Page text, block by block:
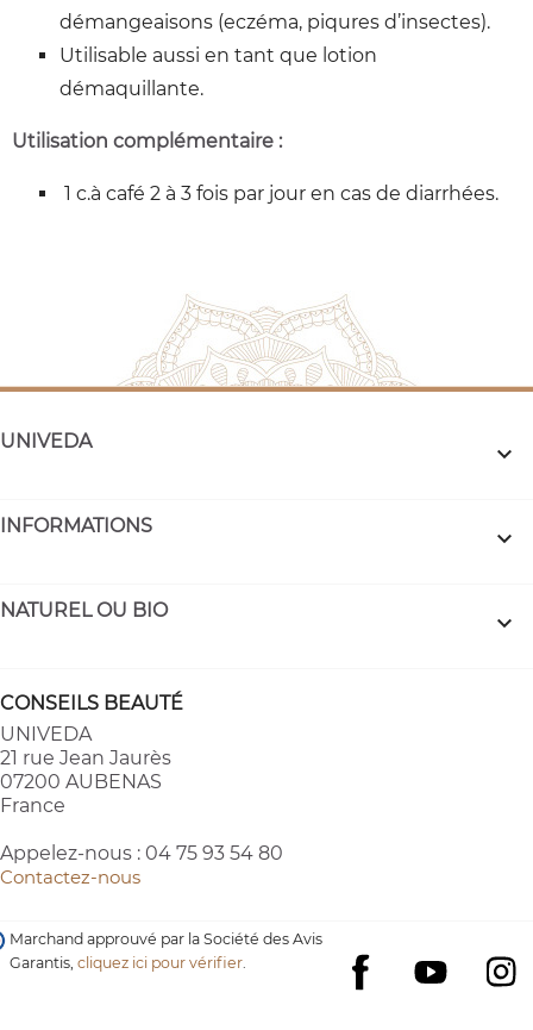
démangeaisons (eczéma, piqures d’insectes).
Utilisable aussi en tant que lotion
démaquillante.
Utilisation complémentaire :
1 c.à café 2 à 3 fois par jour en cas de diarrhées.
UNIVEDA 
INFORMATIONS 
NATUREL OU BIO 
CONSEILS BEAUTÉ
UNIVEDA
21 rue Jean Jaurès
07200 AUBENAS
France
Appelez-nous : 04 75 93 54 80
Contactez-nous
Facebook
YouTube
Marchand approuvé par la Société des Avis
Garantis,cliquez ici pour vérifier.